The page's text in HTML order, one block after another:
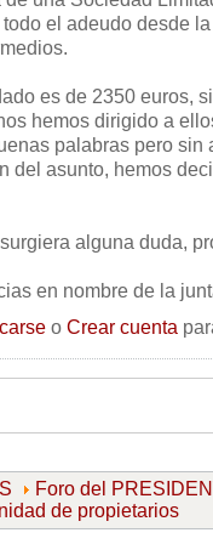
el adeudo desde
es de 2350 euros,
hemos dirigido a
palabras pero
del asunto, hemos
alguna duda,
en nombre de la
o Crear cuenta
Foro del
de propietarios